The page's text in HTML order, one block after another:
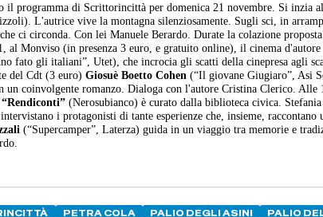
il programma di Scrittorincittà per domenica 21 novembre. Si inzia
L'autrice vive la montagna silenziosamente. Sugli sci, in
ci circonda. Con lei Manuele Berardo. Durate la colazione
al Monviso (in presenza 3 euro, e gratuito online), il cinema
fato gli italiani”, Utet), che incrocia gli scatti della cinepresa agli
del Cdt (3 euro)Giosuè Boetto Cohen (“Il giovane Giugiaro”, Asi
un coinvolgente romanzo. Dialoga con l'autore Cristina Clerico.
“Rendiconti” (Nerosubianco) è curato dalla biblioteca civica.
i protagonisti di tante esperienze che, insieme,
(“Supercamper”, Laterza) guida in un viaggio tra memorie e
PETRA COLA PALIO DEGLI ASINI PALIO